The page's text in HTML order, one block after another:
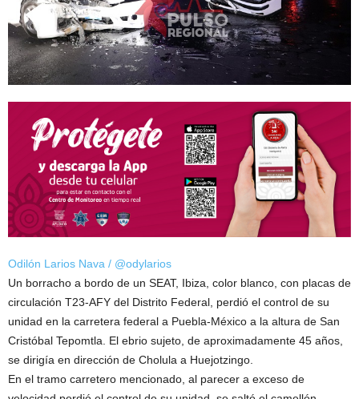
Odilón Larios Nava / @odylarios
Un borracho a bordo de un SEAT, Ibiza, color blanco, con placas de
circulación T23-AFY del Distrito Federal, perdió el control de su
unidad en la carretera federal a Puebla-México a la altura de San
Cristóbal Tepomtla. El ebrio sujeto, de aproximadamente 45 años,
se dirigía en dirección de Cholula a Huejotzingo.
En el tramo carretero mencionado, al parecer a exceso de